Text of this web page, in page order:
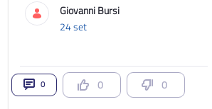
Giovanni Bursi
24 set
0 0 0